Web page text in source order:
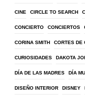
CINE CIRCLE TO SEARCH
CONCIERTO CONCIERTOS
CORINA SMITH CORTES DE
CURIOSIDADES DAKOTA
DÍA DE LAS MADRES DÍA
DISEÑO INTERIOR DISNEY